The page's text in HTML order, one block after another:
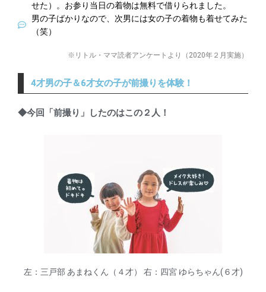
せた）。お参り当日の着物は無料で借りられました。
男の子ばかりなので、次男には女の子の着物も着せてみた
（笑）
※リトル・ママ読者アンケートより（2020年２月実施）
4才男の子＆6才女の子が前撮りを体験！
◆今回「前撮り」したのはこの２人！
左：三戸部 あまねくん（４才） 右：四宮 ゆらちゃん(６才)